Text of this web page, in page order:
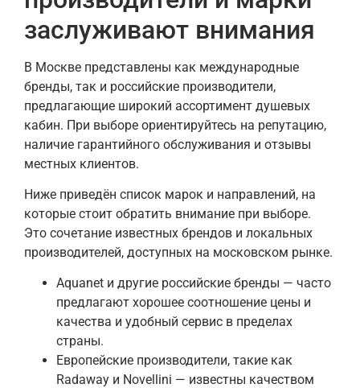
заслуживают внимания
В Москве представлены как международные
бренды, так и российские производители,
предлагающие широкий ассортимент душевых
кабин. При выборе ориентируйтесь на репутацию,
наличие гарантийного обслуживания и отзывы
местных клиентов.
Ниже приведён список марок и направлений, на
которые стоит обратить внимание при выборе.
Это сочетание известных брендов и локальных
производителей, доступных на московском рынке.
Aquanet и другие российские бренды — часто
предлагают хорошее соотношение цены и
качества и удобный сервис в пределах
страны.
Европейские производители, такие как
Radaway и Novellini — известны качеством